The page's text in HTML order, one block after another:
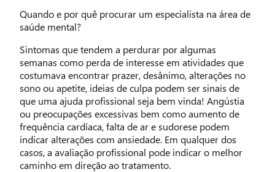
Quando e por quê procurar um especialista na área de
saúde mental?
Sintomas que tendem a perdurar por algumas
semanas como perda de interesse em atividades que
costumava encontrar prazer, desânimo, alterações no
sono ou apetite, ideias de culpa podem ser sinais de
que uma ajuda profissional seja bem vinda! Angústia
ou preocupações excessivas bem como aumento de
frequência cardíaca, falta de ar e sudorese podem
indicar alterações com ansiedade. Em qualquer dos
casos, a avaliação profissional pode indicar o melhor
caminho em direção ao tratamento.